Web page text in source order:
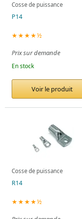
Cosse de puissance
P14
★★★★½
Prix sur demande
En stock
Voir le produit
Cosse de puissance
R14
★★★★½